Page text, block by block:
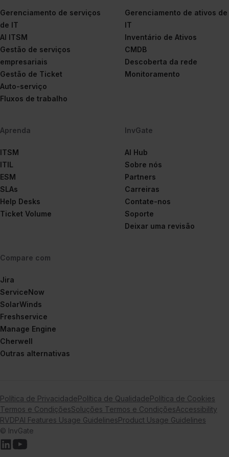
Gerenciamento de serviços
de IT
AI ITSM
Gestão de serviços
empresariais
Gestão de Ticket
Auto-serviço
Fluxos de trabalho
Gerenciamento de ativos de
IT
Inventário de Ativos
CMDB
Descoberta da rede
Monitoramento
Aprenda
ITSM
ITIL
ESM
SLAs
Help Desks
Ticket Volume
InvGate
AI Hub
Sobre nós
Partners
Carreiras
Contate-nos
Soporte
Deixar uma revisão
Compare com
Jira
ServiceNow
SolarWinds
Freshservice
Manage Engine
Cherwell
Outras alternativas
Política de PrivacidadePolítica de QualidadePolítica de Cookies
Termos e CondiçõesSoluções Termos e CondiçõesAccessibility
RVDPAI Features Usage GuidelinesProduct Usage Guidelines
© InvGate